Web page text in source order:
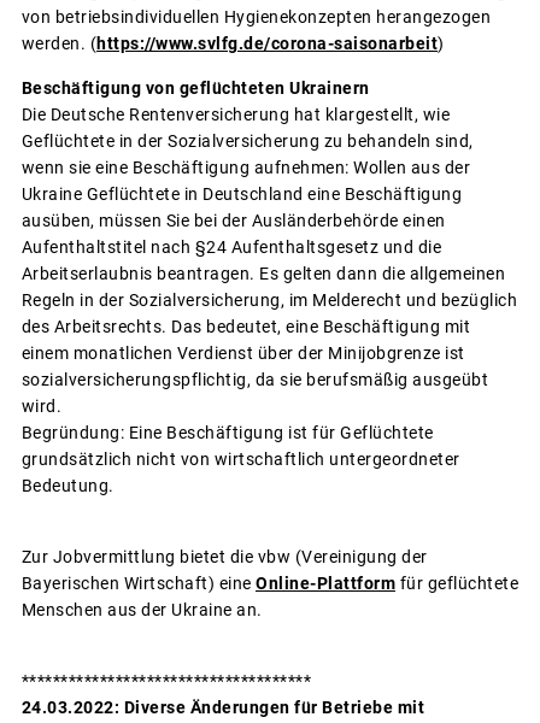
von betriebsindividuellen Hygienekonzepten herangezogen
werden. (https://www.svlfg.de/corona-saisonarbeit)
Beschäftigung von geflüchteten Ukrainern
Die Deutsche Rentenversicherung hat klargestellt, wie
Geflüchtete in der Sozialversicherung zu behandeln sind,
wenn sie eine Beschäftigung aufnehmen: Wollen aus der
Ukraine Geflüchtete in Deutschland eine Beschäftigung
ausüben, müssen Sie bei der Ausländerbehörde einen
Aufenthaltstitel nach §24 Aufenthaltsgesetz und die
Arbeitserlaubnis beantragen. Es gelten dann die allgemeinen
Regeln in der Sozialversicherung, im Melderecht und bezüglich
des Arbeitsrechts. Das bedeutet, eine Beschäftigung mit
einem monatlichen Verdienst über der Minijobgrenze ist
sozialversicherungspflichtig, da sie berufsmäßig ausgeübt
wird.
Begründung: Eine Beschäftigung ist für Geflüchtete
grundsätzlich nicht von wirtschaftlich untergeordneter
Bedeutung.
Zur Jobvermittlung bietet die vbw (Vereinigung der
Bayerischen Wirtschaft) eine Online-Plattform für geflüchtete
Menschen aus der Ukraine an.
*************************************
24.03.2022: Diverse Änderungen für Betriebe mit